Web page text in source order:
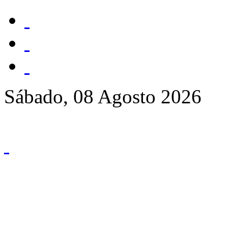
Sábado, 08 Agosto 2026